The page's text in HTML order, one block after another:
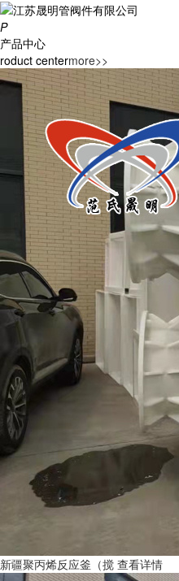
P
产品中心
roduct centermore>>
新疆聚丙烯反应釜（搅 查看详情